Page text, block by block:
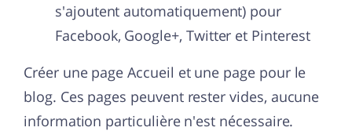
s'ajoutent automatiquement) pour
Facebook, Google+, Twitter et Pinterest
Créer une page Accueil et une page pour le
blog. Ces pages peuvent rester vides, aucune
information particulière n'est nécessaire.